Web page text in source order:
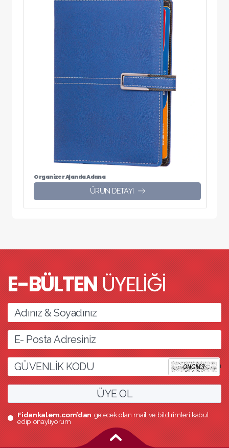
Organizer Ajanda Adana
ÜRÜN DETAYI
E-BÜLTENÜYELİĞİ
l
ÜYE OL
Fidankalem.com’dangelecek olan mail ve bildirimleri kabul
edip onaylıyorum